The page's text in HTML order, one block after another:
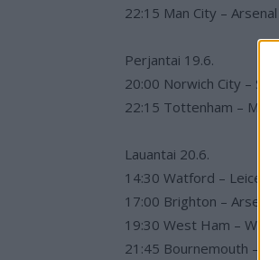
22:15 Man City – Arsenal
Perjantai 19.6.
20:00 Norwich City –
22:15 Tottenham – Man
Lauantai 20.6.
14:30 Watford –
17:00 Brighton – Arsenal
19:30 West Ham –
21:45 Bournemouth –